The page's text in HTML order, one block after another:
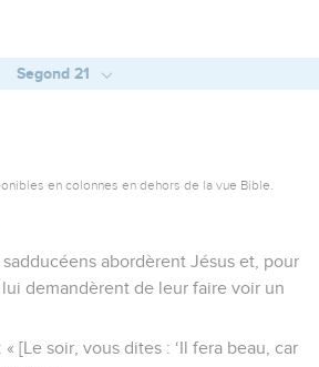
Segond 21
en colonnes en dehors de la vue Bible.
abordèrent Jésus et, pour
demandèrent de leur faire voir un
[Le soir, vous dites : ‘Il fera beau, car